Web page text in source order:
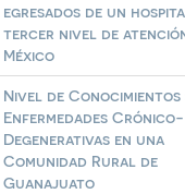
egresados de un
tercer nivel de
México
Nivel de Conocimientos
Enfermedades Crónico-
Degenerativas en una
Comunidad Rural de
Guanajuato